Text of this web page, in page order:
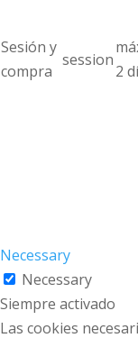
Sesión y
compra
session
2
Necessary
Necessary
Siempre activado
Las cookies